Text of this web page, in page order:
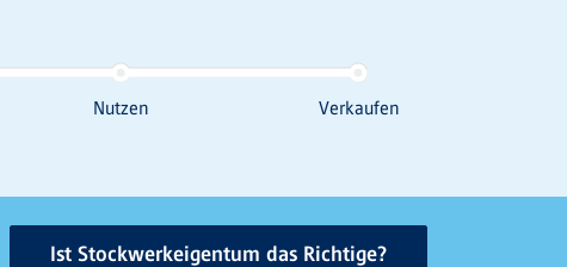
Ist Stockwerkeigentum das Richtige?